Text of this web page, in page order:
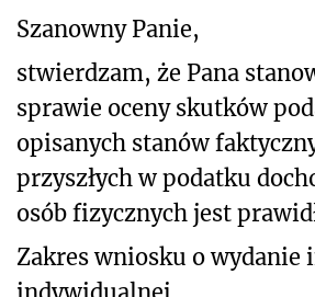
Szanowny Panie,
stwierdzam, że Pana
sprawie oceny skutków
opisanych stanów
przyszłych w podatku
osób fizycznych jest
Zakres wniosku o wydanie